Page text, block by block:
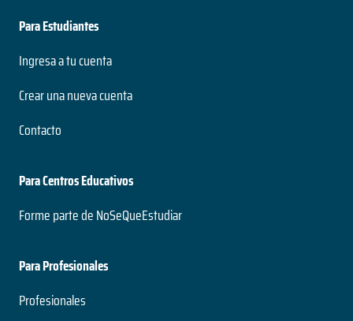
Para Estudiantes
Ingresa a tu cuenta
Crear una nueva cuenta
Contacto
Para Centros Educativos
Forme parte de NoSeQueEstudiar
Para Profesionales
Profesionales